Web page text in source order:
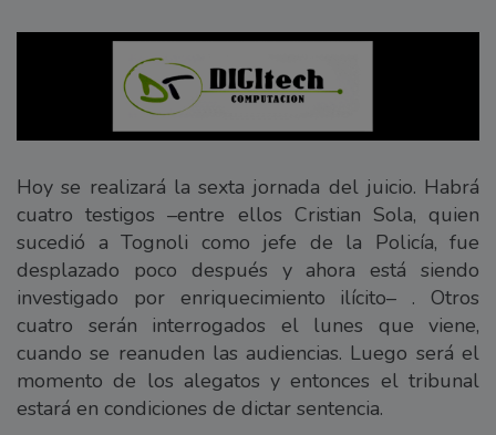
Hoy se realizará la sexta jornada del juicio. Habrá
cuatro testigos –entre ellos Cristian Sola, quien
sucedió a Tognoli como jefe de la Policía, fue
desplazado poco después y ahora está siendo
investigado por enriquecimiento ilícito– . Otros
cuatro serán interrogados el lunes que viene,
cuando se reanuden las audiencias. Luego será el
momento de los alegatos y entonces el tribunal
estará en condiciones de dictar sentencia.